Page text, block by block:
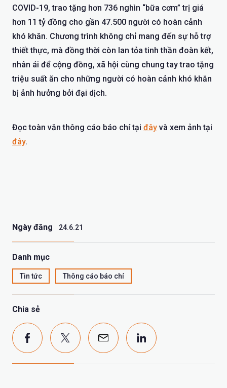
COVID-19, trao tặng hơn 736 nghìn “bữa cơm” trị giá
hơn 11 tỷ đồng cho gần 47.500 người có hoàn cảnh
khó khăn. Chương trình không chỉ mang đến sự hỗ trợ
thiết thực, mà đồng thời còn lan tỏa tinh thần đoàn kết,
nhân ái để cộng đồng, xã hội cùng chung tay trao tặng
triệu suất ăn cho những người có hoàn cảnh khó khăn
bị ảnh hưởng bởi đại dịch.
Đọc toàn văn thông cáo báo chí tại đây và xem ảnh tại
đây.
Ngày đăng 24.6.21
Danh mục
Tin tức Thông cáo báo chí
Chia sẻ